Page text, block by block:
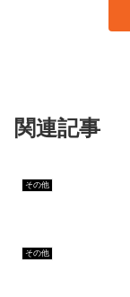
関連記事
その他
その他